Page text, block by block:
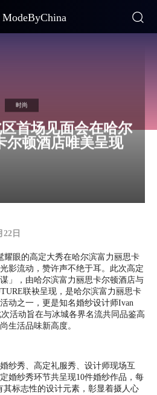
ModeByChina
时尚
首场见面会在哈尔
尔顿酒店唯美呈现
22日
耀眼的高定大秀在哈尔滨富力丽思卡
影流动，赞许声不绝于耳。此次高定
」，由哈尔滨富力丽思卡尔顿酒店与
联袂呈现，是哈尔滨富力丽思卡
动之一，更是知名婚纱设计师Ivan
活动旨在与冰城各界名流共同品鉴高
生活品味新高度。
纱秀、高定礼服秀、设计师现场互
婚纱秀环节共呈现10件婚纱作品，每
其标志性的设计元素，彰显着摄人心